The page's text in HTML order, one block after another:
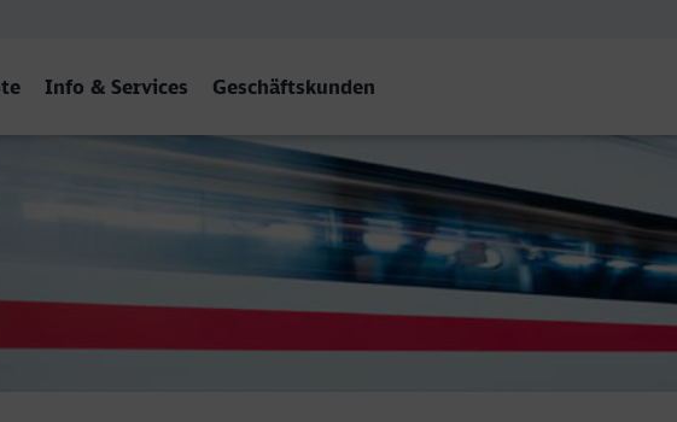
Info & Services Geschäftskunden